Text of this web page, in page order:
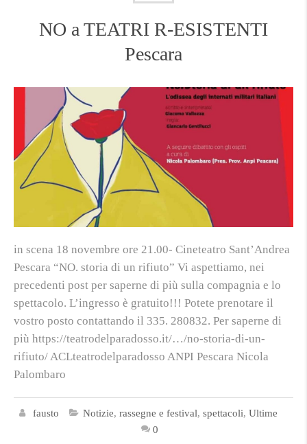
NO a TEATRI R-ESISTENTI
Pescara
in scena 18 novembre ore 21.00- Cineteatro Sant’Andrea
Pescara “NO. storia di un rifiuto” Vi aspettiamo, nei
precedenti post per saperne di più sulla compagnia e lo
spettacolo. L’ingresso è gratuito!!! Potete prenotare il
vostro posto contattando il 335. 280832. Per saperne di
più https://teatrodelparadosso.it/…/no-storia-di-un-
rifiuto/ ACLteatrodelparadosso ANPI Pescara Nicola
Palombaro
fausto Notizie, rassegne e festival, spettacoli, Ultime
0